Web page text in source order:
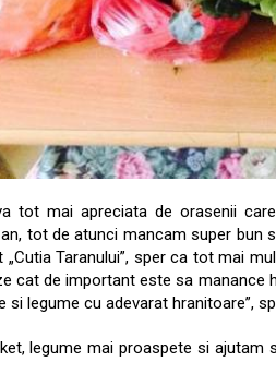
tot mai apreciata de orasenii
tot de atunci mancam super bun
Taranului”, sper ca tot mai
cat de important este sa manance
legume cu adevarat hranitoare”,
legume mai proaspete si ajutam